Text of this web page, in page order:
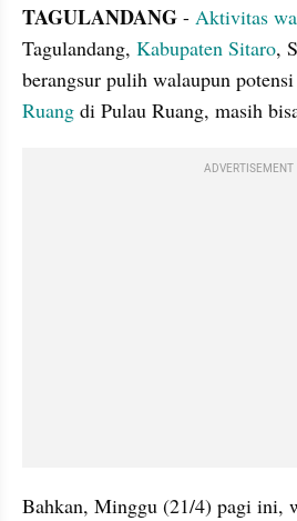
TAGULANDANG - Aktivitas
Tagulandang, Kabupaten Sitaro,
berangsur pulih walaupun potensi
Ruang di Pulau Ruang, masih
ADVERTISEMENT
Bahkan, Minggu (21/4) pagi ini,